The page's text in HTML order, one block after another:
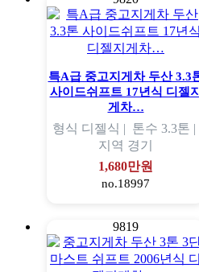
특A급 중고지게차 두산 3.3
사이드쉬프트 17년식 디젤지
게차…
형식 디젤식 | 톤수 3.3톤 |
지역 경기
1,680만원
no.18997
9819